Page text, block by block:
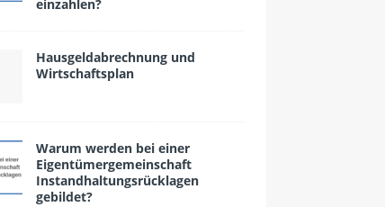
einzahlen?
Hausgeldabrechnung und
Wirtschaftsplan
Warum werden bei einer
Eigentümergemeinschaft
Instandhaltungsrücklagen
gebildet?